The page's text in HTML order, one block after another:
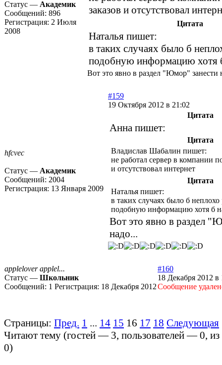
Статус — Академик
Сообщений: 896
Регистрация: 2 Июля
2008
заказов и отсутствовал
Цитата
Наталья пишет:
в таких случаях было б
подобную информацию хотя
Вот это явно в раздел "Юмор" занести
hfcvec
Статус — Академик
Сообщений: 2004
Регистрация: 13 Января 2009
#159
19 Октября 2012 в 21:02
Цитата
Анна пишет:
Цитата
Владислав Шабалин пишет:
не работал сервер в компании
и отсутствовал интернет
Цитата
Наталья пишет:
в таких случаях было б неплохо
подобную информацию хотя б
Вот это явно в раздел
надо...
applelover applel...
Статус — Школьник
Сообщений: 1 Регистрация: 18 Декабря 2012
#160
18 Декабря 2012 в
Cообщение
Страницы: Пред. 1 ... 14 15 16 17 18 Следующая
Читают тему (гостей — 3, пользователей —0,
0)